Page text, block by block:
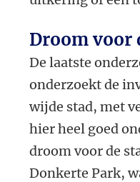
Droom voor
De laatste
onderzoekt de
wijde stad, met
hier heel goed
droom voor de
Donkerte Park,